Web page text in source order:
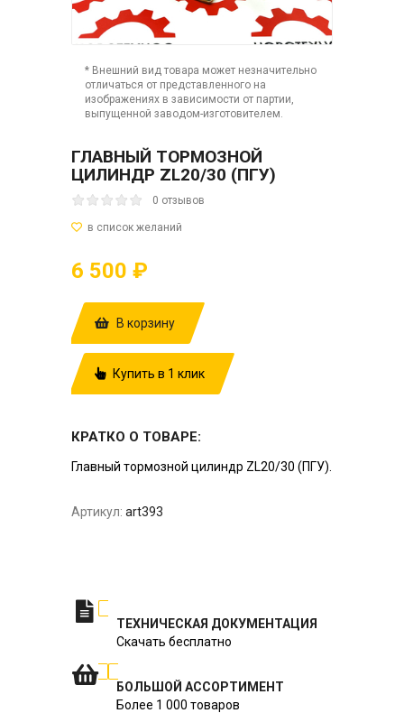
* Внешний вид товара может незначительно
отличаться от представленного на
изображениях в зависимости от партии,
выпущенной заводом-изготовителем.
ГЛАВНЫЙ ТОРМОЗНОЙ
ЦИЛИНДР ZL20/30 (ПГУ)
0 отзывов
6 500 ₽
В корзину
Купить в 1 клик
КРАТКО О ТОВАРЕ:
Главный тормозной цилиндр ZL20/30 (ПГУ).
Артикул: art393
ТЕХНИЧЕСКАЯ ДОКУМЕНТАЦИЯ
Скачать бесплатно
БОЛЬШОЙ АССОРТИМЕНТ
Более 1 000 товаров